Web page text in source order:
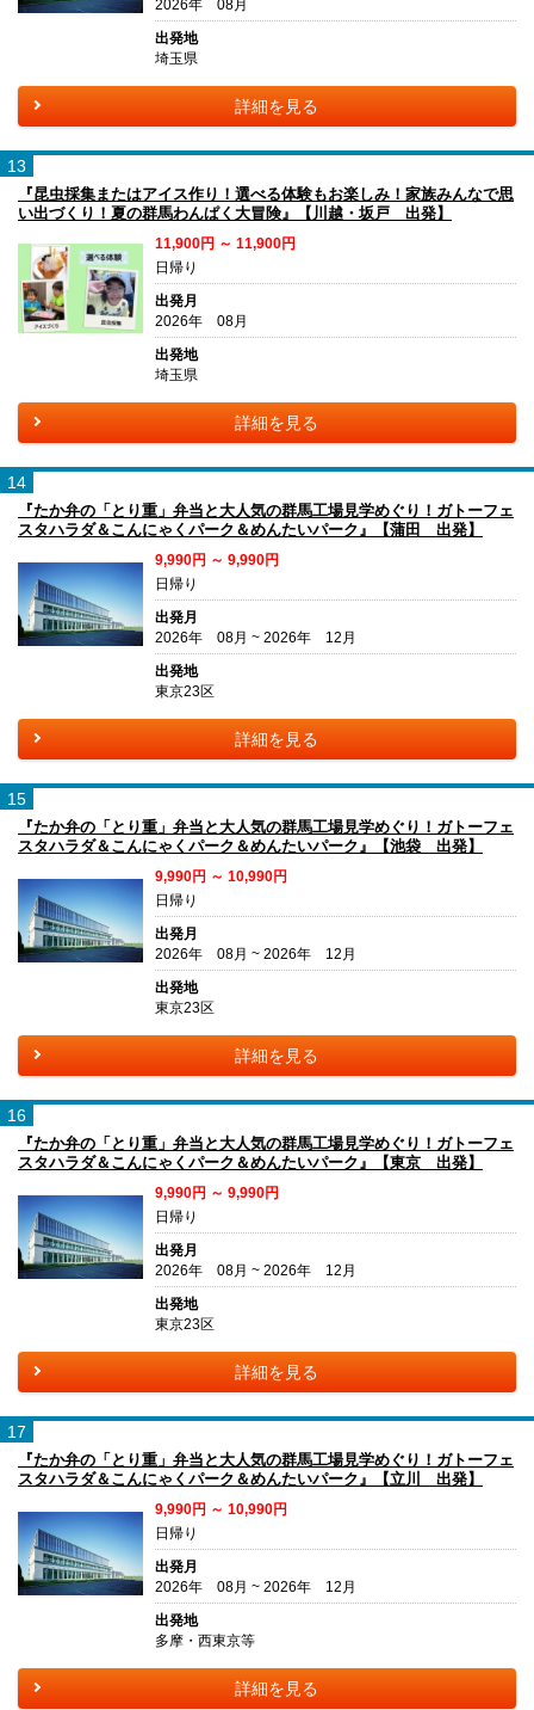
2026年 08月
出発地
埼玉県
詳細を見る
13
『昆虫採集またはアイス作り！選べる体験もお楽しみ！家族みんなで思
い出づくり！夏の群馬わんぱく大冒険』【川越・坂戸 出発】
11,900円 ～ 11,900円
日帰り
出発月
2026年 08月
出発地
埼玉県
詳細を見る
14
『たか弁の「とり重」弁当と大人気の群馬工場見学めぐり！ガトーフェ
スタハラダ＆こんにゃくパーク＆めんたいパーク』【蒲田 出発】
9,990円 ～ 9,990円
日帰り
出発月
2026年 08月 ~ 2026年 12月
出発地
東京23区
詳細を見る
15
『たか弁の「とり重」弁当と大人気の群馬工場見学めぐり！ガトーフェ
スタハラダ＆こんにゃくパーク＆めんたいパーク』【池袋 出発】
9,990円 ～ 10,990円
日帰り
出発月
2026年 08月 ~ 2026年 12月
出発地
東京23区
詳細を見る
16
『たか弁の「とり重」弁当と大人気の群馬工場見学めぐり！ガトーフェ
スタハラダ＆こんにゃくパーク＆めんたいパーク』【東京 出発】
9,990円 ～ 9,990円
日帰り
出発月
2026年 08月 ~ 2026年 12月
出発地
東京23区
詳細を見る
17
『たか弁の「とり重」弁当と大人気の群馬工場見学めぐり！ガトーフェ
スタハラダ＆こんにゃくパーク＆めんたいパーク』【立川 出発】
9,990円 ～ 10,990円
日帰り
出発月
2026年 08月 ~ 2026年 12月
出発地
多摩・西東京等
詳細を見る